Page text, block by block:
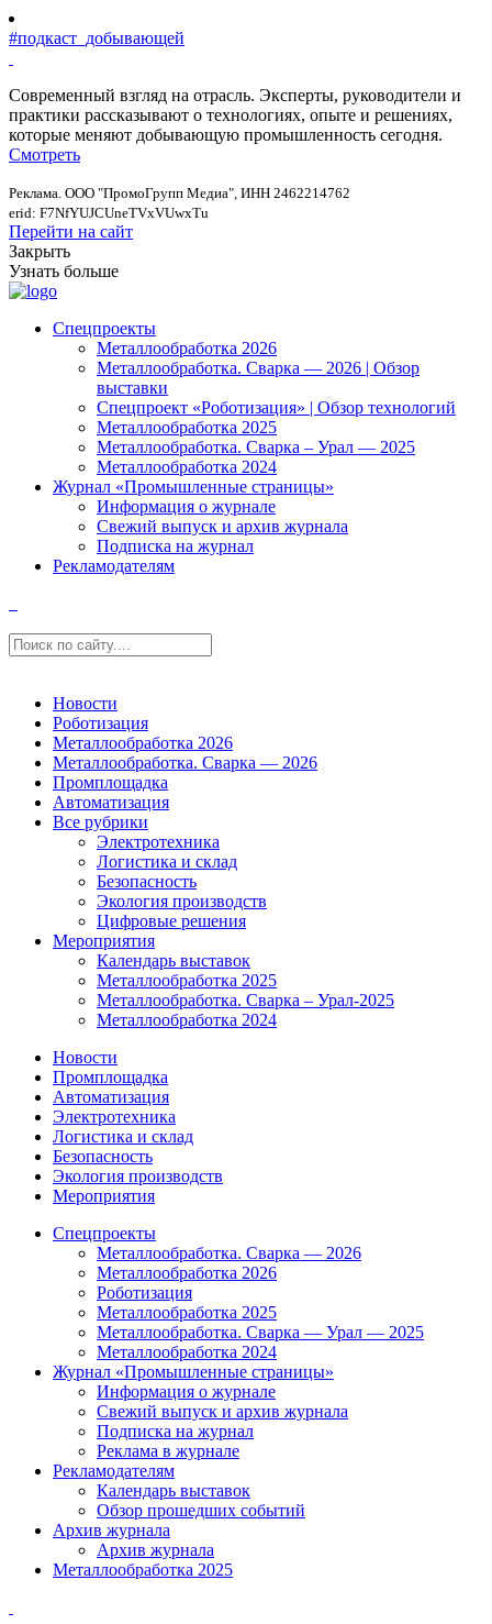
#подкаст_добывающей
Современный взгляд на отрасль. Эксперты, руководители и
практики рассказывают о технологиях, опыте и решениях,
которые меняют добывающую промышленность сегодня.
Смотреть
Реклама. ООО "ПромоГрупп Медиа", ИНН 2462214762
erid: F7NfYUJCUneTVxVUwxTu
Перейти на сайт
Закрыть
Узнать больше
Спецпроекты
Металлообработка 2026
Металлообработка. Сварка — 2026 | Обзор
выставки
Спецпроект «Роботизация» | Обзор технологий
Металлообработка 2025
Металлообработка. Сварка – Урал — 2025
Металлообработка 2024
Журнал «Промышленные страницы»
Информация о журнале
Свежий выпуск и архив журнала
Подписка на журнал
Рекламодателям
Новости
Роботизация
Металлообработка 2026
Металлообработка. Сварка — 2026
Промплощадка
Автоматизация
Все рубрики
Электротехника
Логистика и склад
Безопасность
Экология производств
Цифровые решения
Мероприятия
Календарь выставок
Металлообработка 2025
Металлообработка. Сварка – Урал-2025
Металлообработка 2024
Новости
Промплощадка
Автоматизация
Электротехника
Логистика и склад
Безопасность
Экология производств
Мероприятия
Спецпроекты
Металлообработка. Сварка — 2026
Металлообработка 2026
Роботизация
Металлообработка 2025
Металлообработка. Сварка — Урал — 2025
Металлообработка 2024
Журнал «Промышленные страницы»
Информация о журнале
Свежий выпуск и архив журнала
Подписка на журнал
Реклама в журнале
Рекламодателям
Календарь выставок
Обзор прошедших событий
Архив журнала
Архив журнала
Металлообработка 2025